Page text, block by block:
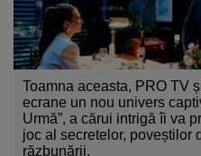
Toamna aceasta, PRO TV
ecrane un nou univers
Urmă”, a cărui intrigă îi va
joc al secretelor, poveștilor
răzbunării.